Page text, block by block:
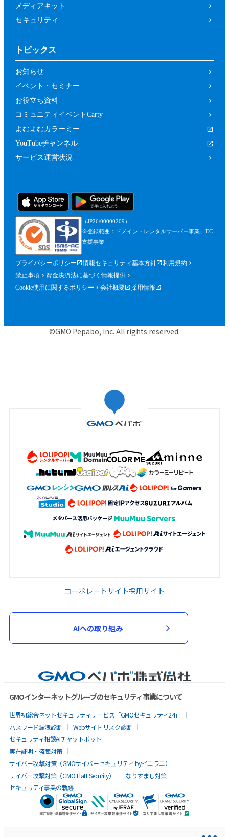
メディアキット
セキュリティ
トピックス
お知らせ
イベント・セミナー
お役立ち資料
コミュニティイベントCarty
よむよむカラーミー
YouTubeチャンネル
サービス運営状況
（JP26/00000209）
※登録範囲：ドメイン・レンタルサーバー事業、EC
支援事業
プライバシーポリシー 情報セキュリティ基本方針
利用規約
禁止事項
資金決済法に基づく情報提供
Cookie使用に関するポリシー
会社概要 採用情報
©GMO Pepabo, Inc. All rights reserved.
コーポレートサイト採用サイト
AIへの取り組み
GMOインターネットグループのセキュリティ事業について
世界初総合ネットセキュリティサービス「GMOセキュリティ24」
パスワード漏洩診断
Webサイトリスク診断
セキュリティ相談AIチャットボット
実在証明・盗聴対策
サイバー攻撃対策（GMOサイバーセキュリティ byイエラエ）
サイバー攻撃対策（GMO Flatt Security）
なりすまし対策
セキュリティ事業の軌跡